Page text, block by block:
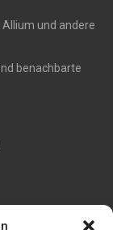
und andere
benachbarte